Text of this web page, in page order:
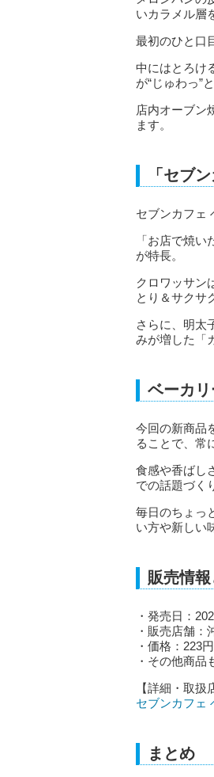
いカラメル層
最初のひと口
中にはとろけ
が“じゅわっ”
店内オーブン
ます。
「セブ
セブンカフェ
「お店で焼
が特長。
クロワッサン
とり＆サクサ
さらに、明太
みが増した「
ベーカ
今回の新商品
ることで、常
食感や香ばし
での話題づく
毎日のちょっ
い方や新しい
販売情
・発売日：
・販売店舗
・価格：223
・その他商品
【詳細・取扱
セブンカフェ
まとめ